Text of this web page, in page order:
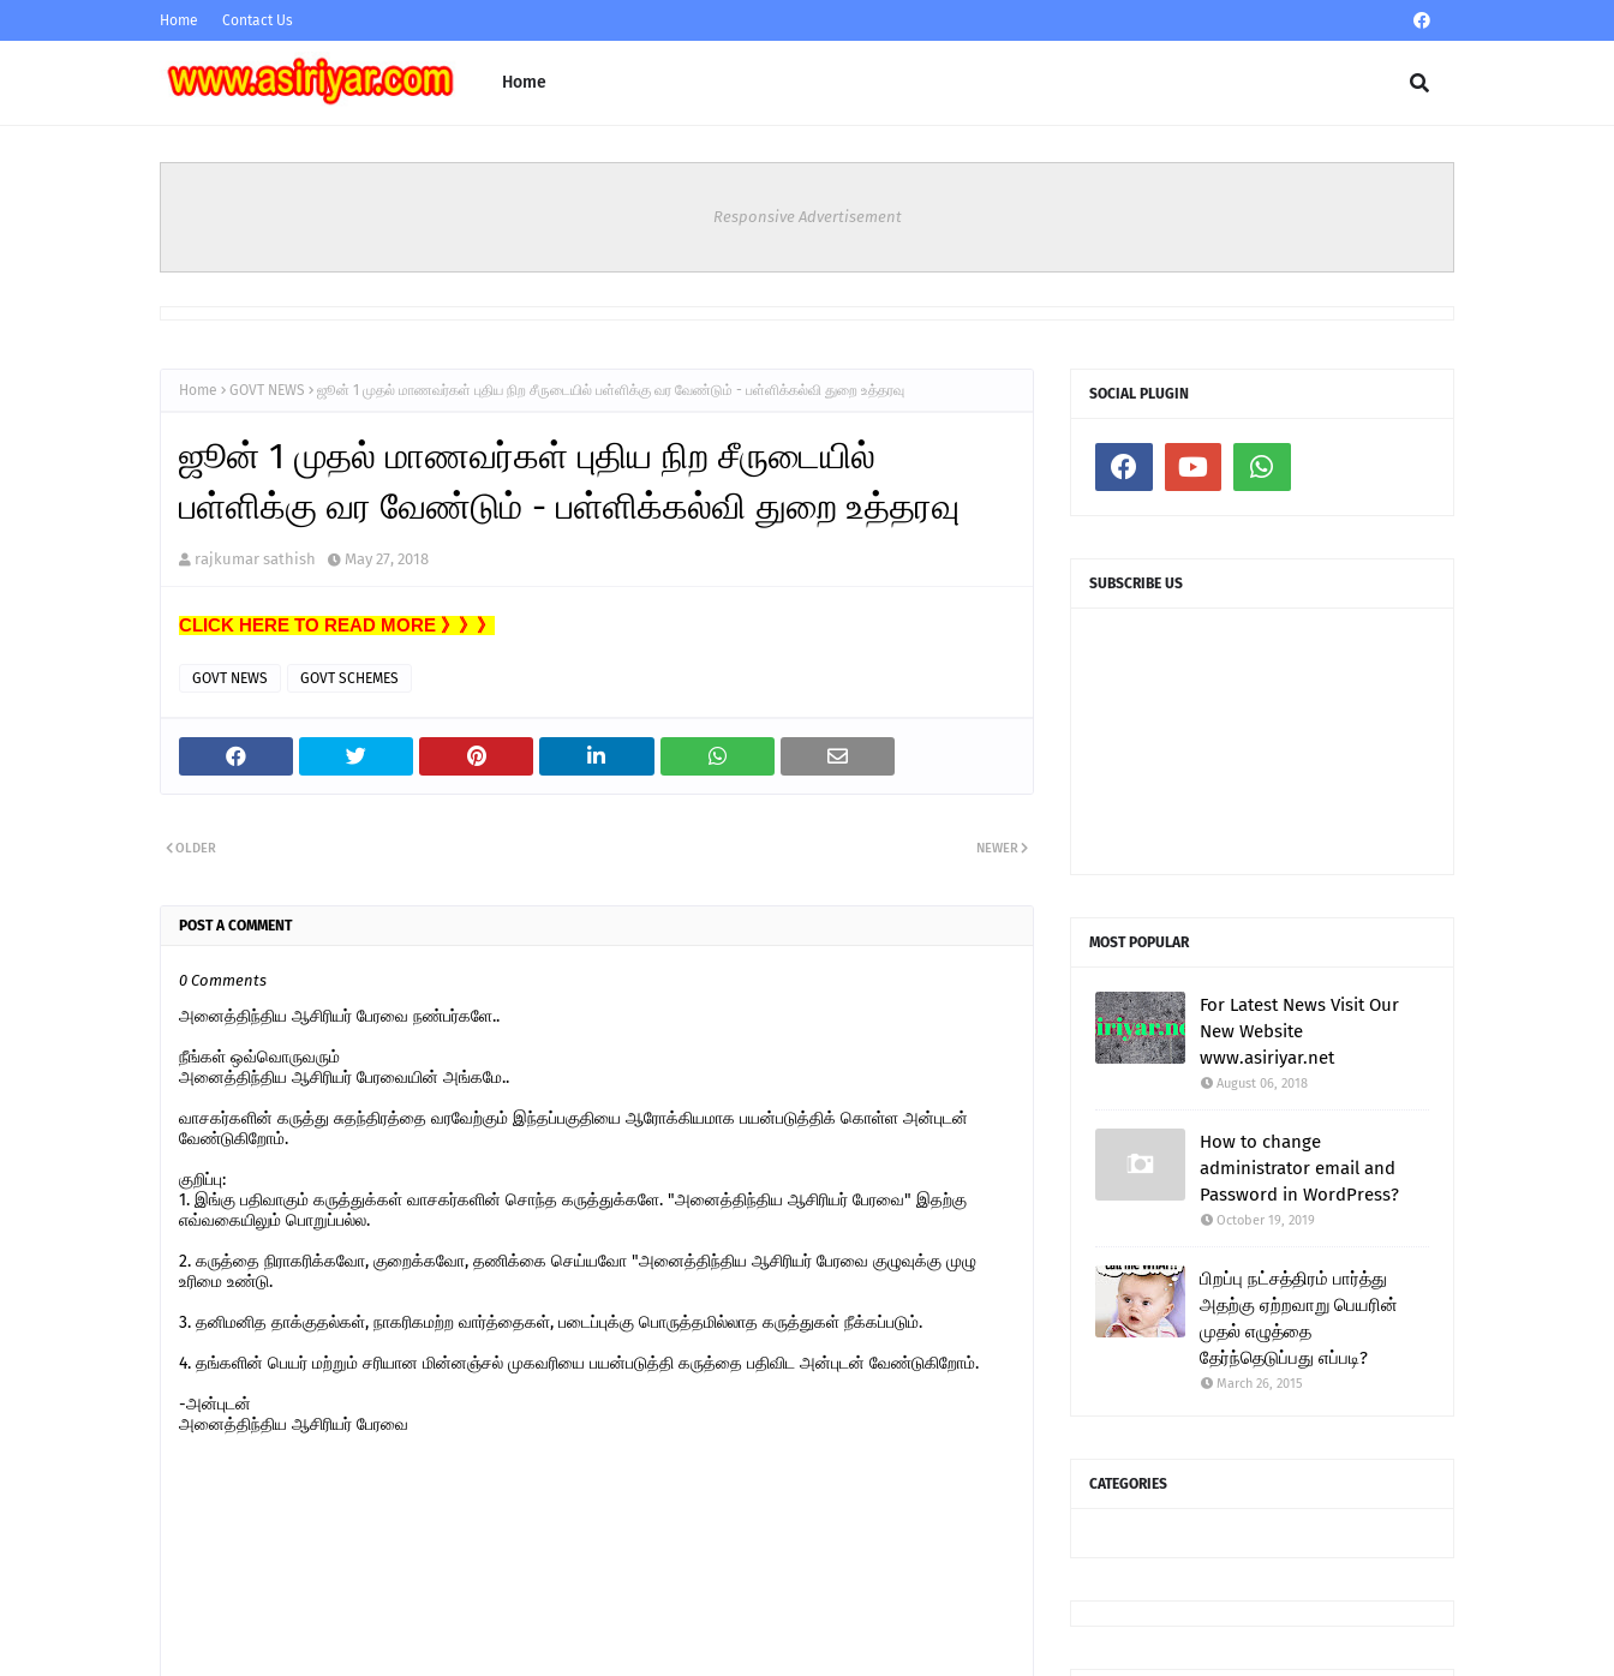
Home Contact Us
Home
Responsive Advertisement
Home GOVT NEWS ஜூன் 1 முதல் மாணவர்கள் புதிய நிற சீருடையில் பள்ளிக்கு வர வேண்டும் - பள்ளிக்கல்வி துறை உத்தரவு
ஜூன் 1 முதல் மாணவர்கள் புதிய நிற சீருடையில்
பள்ளிக்கு வர வேண்டும் - பள்ளிக்கல்வி துறை உத்தரவு
rajkumar sathish May 27, 2018
CLICK HERE TO READ MORE 》》》
GOVT NEWS GOVT SCHEMES
NEWER
OLDER
POST A COMMENT
0 Comments
அனைத்திந்திய ஆசிரியர் பேரவை நண்பர்களே..
நீங்கள் ஒவ்வொருவரும்
அனைத்திந்திய ஆசிரியர் பேரவையின் அங்கமே..
வாசகர்களின் கருத்து சுதந்திரத்தை வரவேற்கும் இந்தப்பகுதியை ஆரோக்கியமாக பயன்படுத்திக் கொள்ள அன்புடன்
வேண்டுகிறோம்.
குறிப்பு:
1. இங்கு பதிவாகும் கருத்துக்கள் வாசகர்களின் சொந்த கருத்துக்களே. "அனைத்திந்திய ஆசிரியர் பேரவை" இதற்கு
எவ்வகையிலும் பொறுப்பல்ல.
2. கருத்தை நிராகரிக்கவோ, குறைக்கவோ, தணிக்கை செய்யவோ "அனைத்திந்திய ஆசிரியர் பேரவை குழுவுக்கு முழு
உரிமை உண்டு.
3. தனிமனித தாக்குதல்கள், நாகரிகமற்ற வார்த்தைகள், படைப்புக்கு பொருத்தமில்லாத கருத்துகள் நீக்கப்படும்.
4. தங்களின் பெயர் மற்றும் சரியான மின்னஞ்சல் முகவரியை பயன்படுத்தி கருத்தை பதிவிட அன்புடன் வேண்டுகிறோம்.
-அன்புடன்
அனைத்திந்திய ஆசிரியர் பேரவை
SOCIAL PLUGIN
SUBSCRIBE US
MOST POPULAR
For Latest News Visit Our
New Website
www.asiriyar.net
August 06, 2018
How to change
administrator email and
Password in WordPress?
October 19, 2019
பிறப்பு நட்சத்திரம் பார்த்து
அதற்கு ஏற்றவாறு பெயரின்
முதல் எழுத்தை
தேர்ந்தெடுப்பது எப்படி?
March 26, 2015
CATEGORIES